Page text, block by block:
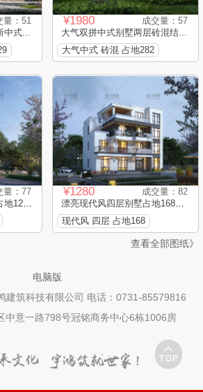
量：51
中式...
¥1980
成交量：57
大气双拼中式别墅两层砖混结...
大气中式 砖混 占地282
量：77
实用三层欧式框架别墅占地123...
¥1280
成交量：82
漂亮现代风四层别墅占地168平...
现代风 四层 占地168
查看全部图纸》
电脑版
建筑科技有限公司 电话：0731-85579816
中意一路798号冠铭商务中心6栋1006房